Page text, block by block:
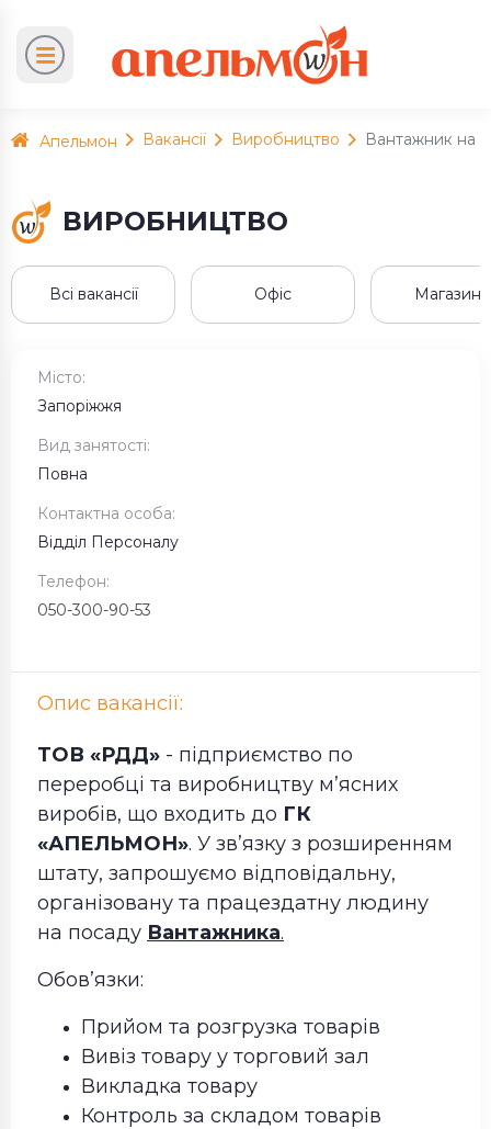
Апельмон Вакансії Виробництво Вантажник на
ВИРОБНИЦТВО
Всі вакансії Офіс Магазини
Місто:
Запоріжжя
Вид занятості:
Повна
Контактна особа:
Відділ Персоналу
Телефон:
050-300-90-53
Опис вакансії:
ТОВ «РДД» - підприємство по
переробці та виробництву м’ясних
виробів, що входить до ГК
«АПЕЛЬМОН». У зв’язку з розширенням
штату, запрошуємо відповідальну,
організовану та працездатну людину
на посаду Вантажника.
Обов’язки:
Прийом та розгрузка товарів
Вивіз товару у торговий зал
Викладка товару
Контроль за складом товарів